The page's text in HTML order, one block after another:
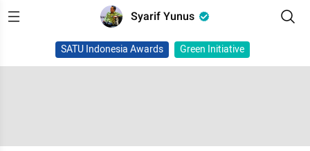
Syarif Yunus
SATU Indonesia Awards Green Initiative